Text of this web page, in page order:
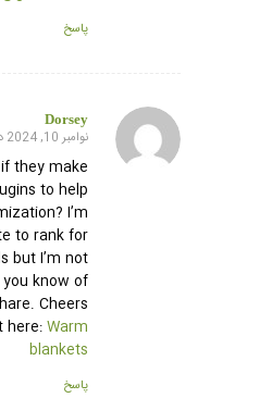
پاسخ
Dorsey
گفته:
نوامبر 10, 2024 در 9:37 ب.ظ
they make
to help
I’m
to rank for
but I’m not
know of
Cheers!
here:Warm
blankets
پاسخ